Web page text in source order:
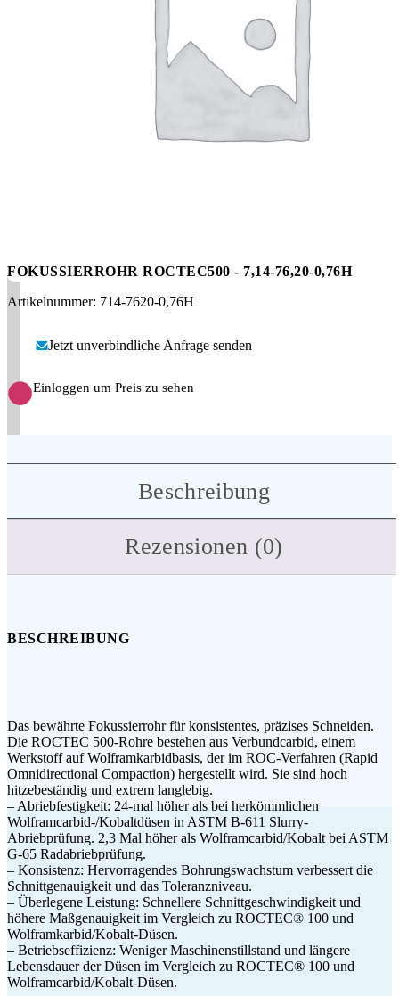
FOKUSSIERROHR ROCTEC500 - 7,14-76,20-0,76H
Artikelnummer: 714-7620-0,76H
Jetzt unverbindliche Anfrage senden
Einloggen um Preis zu sehen
Beschreibung
Rezensionen (0)
BESCHREIBUNG
Das bewährte Fokussierrohr für konsistentes, präzises Schneiden.
Die ROCTEC 500-Rohre bestehen aus Verbundcarbid, einem
Werkstoff auf Wolframkarbidbasis, der im ROC-Verfahren (Rapid
Omnidirectional Compaction) hergestellt wird. Sie sind hoch
hitzebeständig und extrem langlebig.
– Abriebfestigkeit: 24-mal höher als bei herkömmlichen
Wolframcarbid-/Kobaltdüsen in ASTM B-611 Slurry-
Abriebprüfung. 2,3 Mal höher als Wolframcarbid/Kobalt bei ASTM
G-65 Radabriebprüfung.
– Konsistenz: Hervorragendes Bohrungswachstum verbessert die
Schnittgenauigkeit und das Toleranzniveau.
– Überlegene Leistung: Schnellere Schnittgeschwindigkeit und
höhere Maßgenauigkeit im Vergleich zu ROCTEC® 100 und
Wolframkarbid/Kobalt-Düsen.
– Betriebseffizienz: Weniger Maschinenstillstand und längere
Lebensdauer der Düsen im Vergleich zu ROCTEC® 100 und
Wolframcarbid/Kobalt-Düsen.